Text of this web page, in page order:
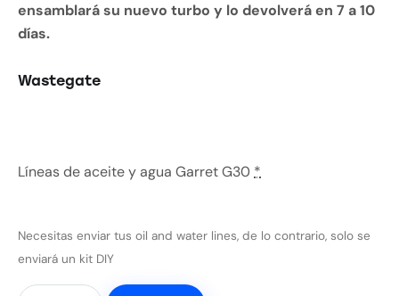
ensamblará su nuevo turbo y lo devolverá en 7 a 10
días.
Wastegate
Líneas de aceite y agua Garret G30*
Necesitas enviar tus oil and water lines, de lo contrario, solo se
enviará un kit DIY